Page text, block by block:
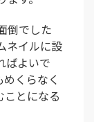
倒でした
ネイルに設
ばよいで
くらなく
ことになる